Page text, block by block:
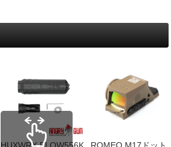
HUXWRX FLOW556K
ROMEO M17ドット